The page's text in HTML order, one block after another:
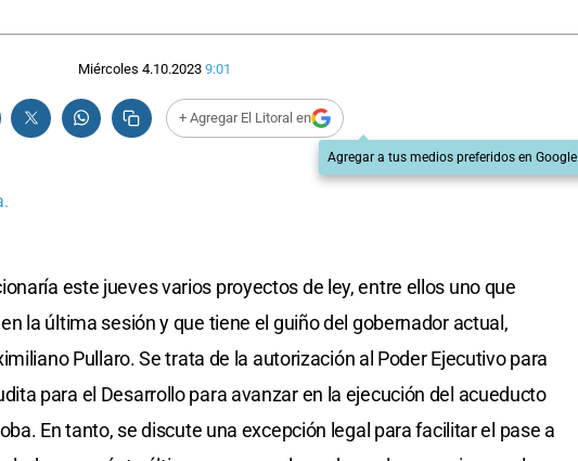
Miércoles 4.10.2023 9:01
+ Agregar El Litoral en
Agregar a tus medios preferidos en Google
este jueves varios proyectos de ley, entre ellos uno que
la última sesión y que tiene el guiño del gobernador actual,
Pullaro. Se trata de la autorización al Poder Ejecutivo para
para el Desarrollo para avanzar en la ejecución del acueducto
En tanto, se discute una excepción legal para facilitar el pase a